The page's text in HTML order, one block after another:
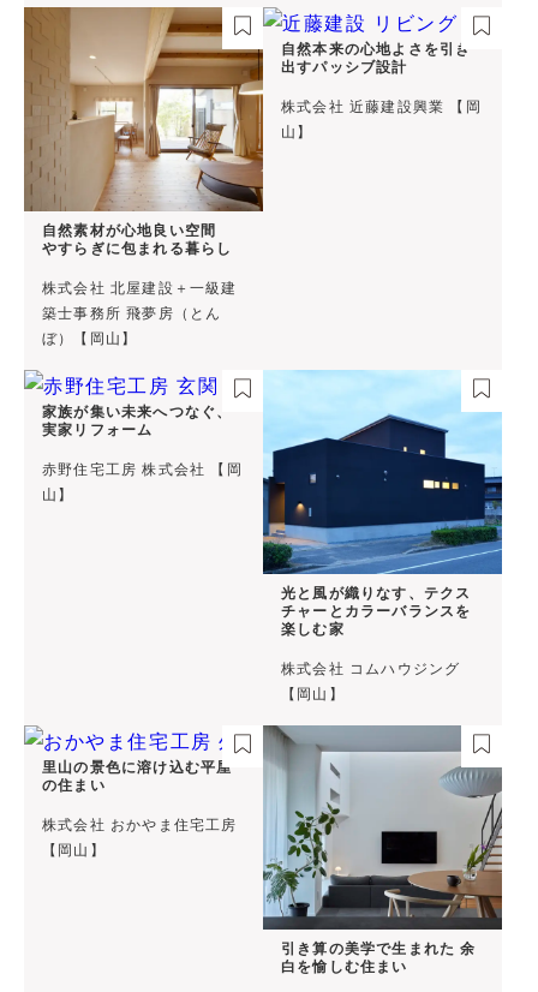
自然素材が心地良い空間
やすらぎに包まれる暮らし
株式会社 北屋建設＋一級建
築士事務所 飛夢房（とん
ぼ）【岡山】
自然本来の心地よさを引き
出すパッシブ設計
株式会社 近藤建設興業 【岡
山】
家族が集い未来へつなぐ、
実家リフォーム
赤野住宅工房 株式会社 【岡
山】
光と風が織りなす、テクス
チャーとカラーバランスを
楽しむ家
株式会社 コムハウジング
【岡山】
里山の景色に溶け込む平屋
の住まい
株式会社 おかやま住宅工房
【岡山】
引き算の美学で生まれた 余
白を愉しむ住まい